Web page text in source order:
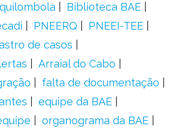
Biblioteca BAE
PNEERQ
PNEEI-TEE
de casos
Arraial do Cabo
falta de documentação
equipe da BAE
organograma da BAE